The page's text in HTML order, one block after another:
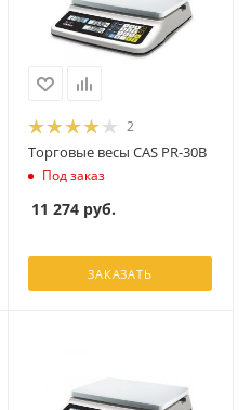
2
Торговые весы CAS PR-30B
Под заказ
11 274 руб.
ЗАКАЗАТЬ